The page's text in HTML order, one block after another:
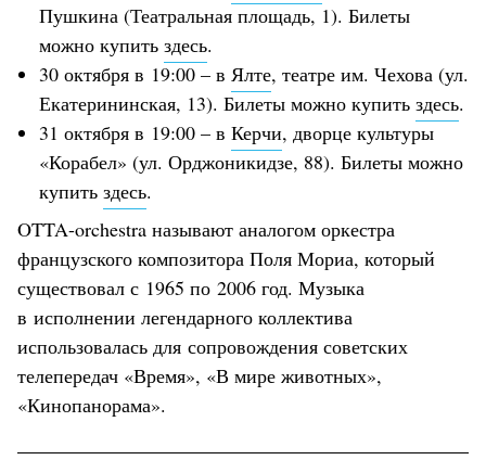
Пушкина (Театральная площадь, 1). Билеты
можно купить здесь.
30 октября в 19:00 – в Ялте, театре им. Чехова (ул.
Екатерининская, 13). Билеты можно купить здесь.
31 октября в 19:00 – в Керчи, дворце культуры
«Корабел» (ул. Орджоникидзе, 88). Билеты можно
купить здесь.
OTTA-orchestra называют аналогом оркестра
французского композитора Поля Мориа, который
существовал с 1965 по 2006 год. Музыка
в исполнении легендарного коллектива
использовалась для сопровождения советских
телепередач «Время», «В мире животных»,
«Кинопанорама».